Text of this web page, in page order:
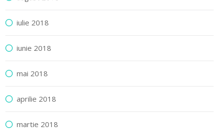
iulie 2018
iunie 2018
mai 2018
aprilie 2018
martie 2018